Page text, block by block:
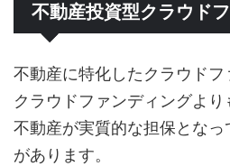
不動産投資型クラウド
不動産に特化したクラウド
クラウドファンディングよ
不動産が実質的な担保とな
があります。